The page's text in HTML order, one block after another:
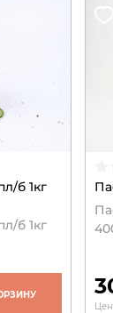
б 1кг
б 1кг